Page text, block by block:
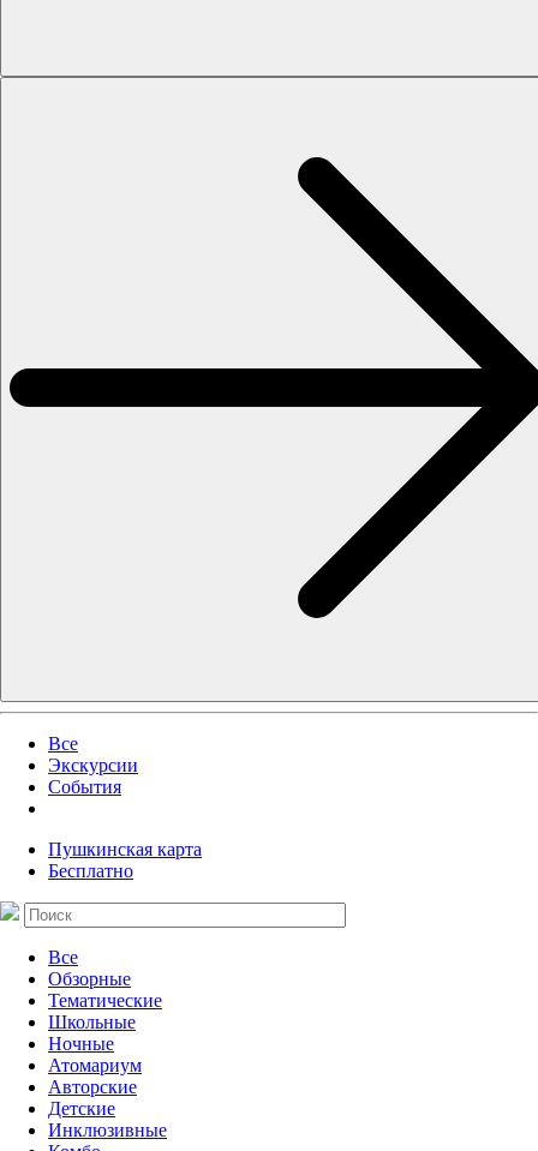
Все
Экскурсии
События
Пушкинская карта
Бесплатно
Все
Обзорные
Тематические
Школьные
Ночные
Атомариум
Авторские
Детские
Инклюзивные